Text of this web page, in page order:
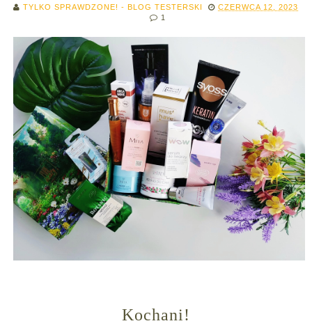
TYLKO SPRAWDZONE! - BLOG TESTERSKI
CZERWCA 12, 2023
1
Kochani!